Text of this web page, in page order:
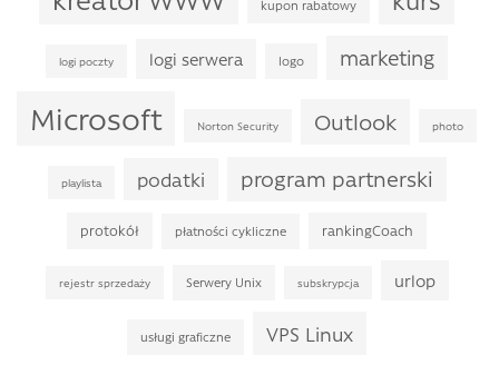
kupon rabatowy
logi poczty logi serwera logo marketing
Microsoft Norton Security Outlook photo
playlista podatki program partnerski
protokół płatności cykliczne rankingCoach
rejestr sprzedaży Serwery Unix subskrypcja urlop
usługi graficzne VPS Linux